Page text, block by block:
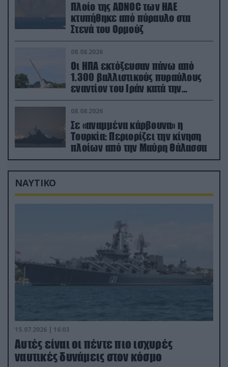
Πλοίο της ADNOC των ΗΑΕ
κτυπήθηκε από πύραυλο στα
Στενά του Ορμούζ
08.08.2026
Οι ΗΠΑ εκτόξευσαν πάνω από
1.300 βαλλιστικούς πυραύλους
εναντίον του Ιράν κατά την
διάρκεια του πολέμου
08.08.2026
Σε «αναμμένα κάρβουνα» η
Τουρκία: Περιορίζει την κίνηση
πλοίων από την Μαύρη Θάλασσα
ΝΑΥΤΙΚΟ
15.07.2026 | 16:03
Aυτές είναι οι πέντε πιο ισχυρές
ναυτικές δυνάμεις στον κόσμο